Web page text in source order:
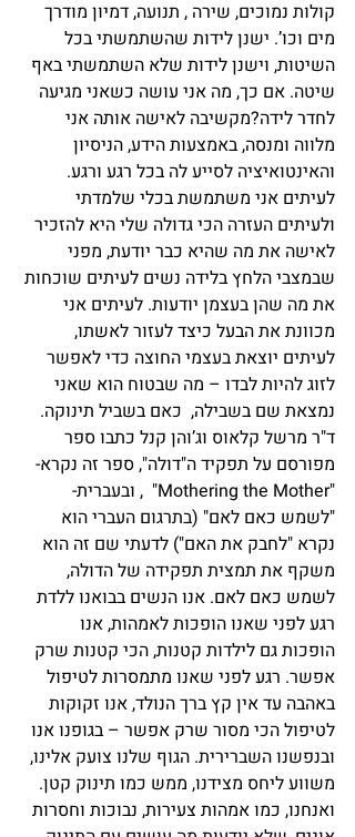
קולות נמוכים, שירה , תנועה, דמיון מודרך
מים וכו’. ישנן לידות שהשתמשתי בכל
השיטות, וישנן לידות שלא השתמשתי באף
שיטה. אם כך, מה אני עושה כשאני מגיעה
לחדר לידה?מקשיבה לאישה אותה אני
מלווה ומנסה, באמצעות הידע, הניסיון
והאינטואיציה לסייע לה בכל רגע ורגע.
לעיתים אני משתמשת בכלי שלמדתי
ולעיתים העזרה הכי גדולה שלי היא להזכיר
לאישה את מה שהיא כבר יודעת, מפני
שבמצבי הלחץ בלידה נשים לעיתים שוכחות
את מה שהן בעצמן יודעות. לעיתים אני
מכוונת את הבעל כיצד לעזור לאשתו,
לעיתים יוצאת בעצמי החוצה כדי לאפשר
לזוג להיות לבדו – מה שבטוח הוא שאני
נמצאת שם בשבילה,  כאם בשביל תינוקה.
ד"ר מרשל קלאוס וג’והן קנל כתבו ספר
מפורסם על תפקיד ה"דולה", ספר זה נקרא-
"Mothering the Mother"  , ובעברית-
"לשמש כאם לאם" (בתרגום העברי הוא
נקרא "לחבק את האם") לדעתי שם זה הוא
משקף את תמצית תפקידה של הדולה,
לשמש כאם לאם. אנו הנשים בבואנו ללדת
רגע לפני שאנו הופכות לאמהות, אנו
הופכות גם לילדות קטנות, הכי קטנות שרק
אפשר. רגע לפני שאנו מתמסרות לטיפול
באהבה עד אין קץ ברך הנולד, אנו זקוקות
לטיפול הכי מסור שרק אפשר – בגופנו אנו
ובנפשנו השברירית. הגוף שלנו צועק אלינו,
משווע ליחס מצידנו, ממש כמו תינוק קטן.
ואנחנו, כמו אמהות צעירות, נבוכות וחסרות